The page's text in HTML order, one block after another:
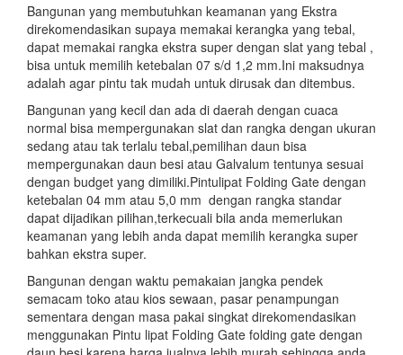
Bangunan yang membutuhkan keamanan yang Ekstra
direkomendasikan supaya memakai kerangka yang tebal,
dapat memakai rangka ekstra super dengan slat yang tebal ,
bisa untuk memilih ketebalan 07 s/d 1,2 mm.Ini maksudnya
adalah agar pintu tak mudah untuk dirusak dan ditembus.
Bangunan yang kecil dan ada di daerah dengan cuaca
normal bisa mempergunakan slat dan rangka dengan ukuran
sedang atau tak terlalu tebal,pemilihan daun bisa
mempergunakan daun besi atau Galvalum tentunya sesuai
dengan budget yang dimiliki.Pintulipat Folding Gate dengan
ketebalan 04 mm atau 5,0 mm dengan rangka standar
dapat dijadikan pilihan,terkecuali bila anda memerlukan
keamanan yang lebih anda dapat memilih kerangka super
bahkan ekstra super.
Bangunan dengan waktu pemakaian jangka pendek
semacam toko atau kios sewaan, pasar penampungan
sementara dengan masa pakai singkat direkomendasikan
menggunakan Pintu lipat Folding Gate folding gate dengan